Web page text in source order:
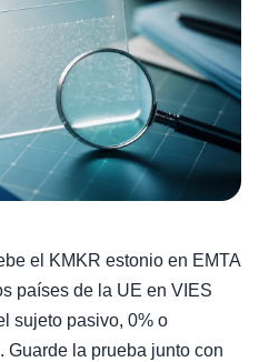
el KMKR estonio en EMTA
países de la UE en VIES
sujeto pasivo, 0% o
Guarde la prueba junto con